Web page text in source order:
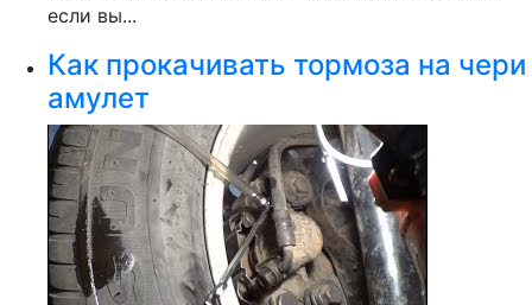
если вы...
Как прокачивать тормоза на чери
амулет